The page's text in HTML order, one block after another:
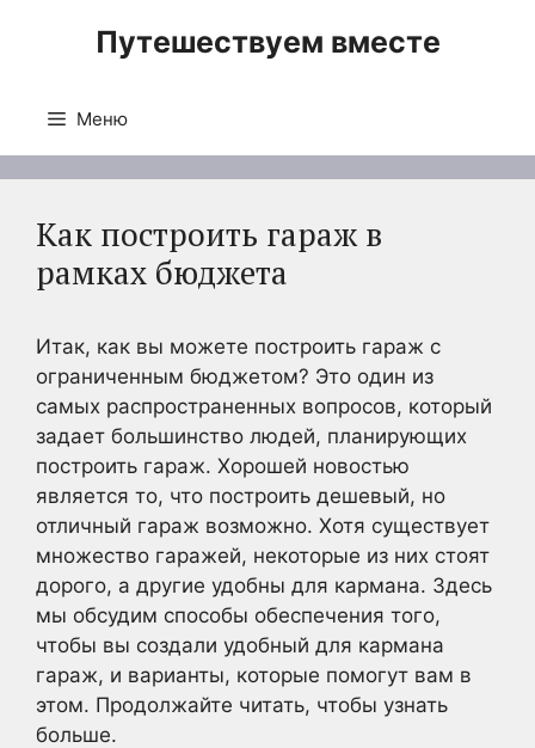
Путешествуем вместе
Меню
Как построить гараж в
рамках бюджета
Итак, как вы можете построить гараж с
ограниченным бюджетом? Это один из
самых распространенных вопросов, который
задает большинство людей, планирующих
построить гараж. Хорошей новостью
является то, что построить дешевый, но
отличный гараж возможно. Хотя существует
множество гаражей, некоторые из них стоят
дорого, а другие удобны для кармана. Здесь
мы обсудим способы обеспечения того,
чтобы вы создали удобный для кармана
гараж, и варианты, которые помогут вам в
этом. Продолжайте читать, чтобы узнать
больше.